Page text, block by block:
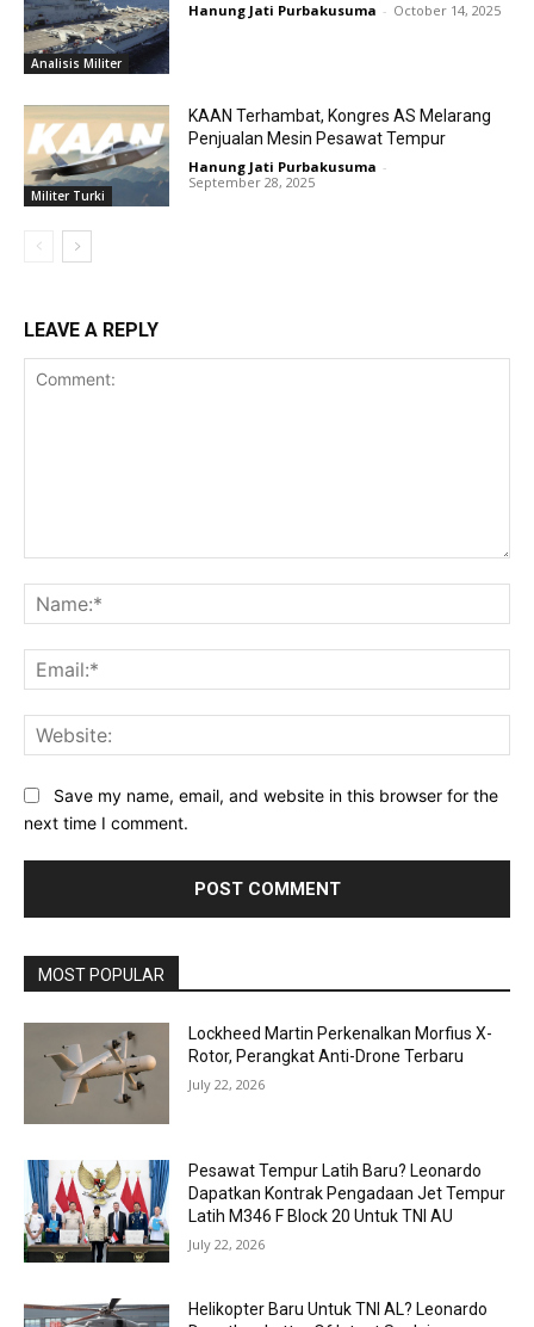
Analisis Militer
Hanung Jati Purbakusuma - October 14, 2025
Militer Turki
KAAN Terhambat, Kongres AS Melarang
Penjualan Mesin Pesawat Tempur
Hanung Jati Purbakusuma -
September 28, 2025
LEAVE A REPLY
Save my name, email, and website in this browser for the
next time I comment.
MOST POPULAR
Lockheed Martin Perkenalkan Morfius X-
Rotor, Perangkat Anti-Drone Terbaru
July 22, 2026
Pesawat Tempur Latih Baru? Leonardo
Dapatkan Kontrak Pengadaan Jet Tempur
Latih M346 F Block 20 Untuk TNI AU
July 22, 2026
Helikopter Baru Untuk TNI AL? Leonardo